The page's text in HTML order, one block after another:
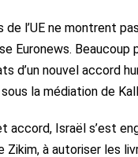
de l’UE ne montrent
Euronews. Beaucoup
d’un nouvel accord
la médiation de
accord, Israël s’est
Zikim, à autoriser les